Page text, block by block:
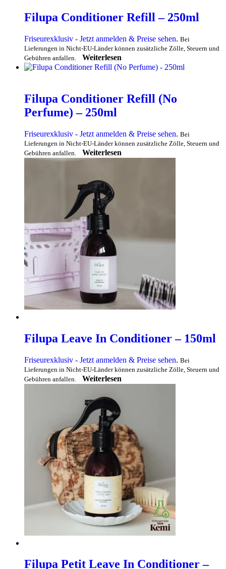
Filupa Conditioner Refill – 250ml
Friseurexklusiv - Jetzt anmelden & Preise sehen. Bei
Lieferungen in Nicht-EU-Länder können zusätzliche Zölle, Steuern und
Gebühren anfallen.
Weiterlesen
Filupa Conditioner Refill (No
Perfume) – 250ml
Friseurexklusiv - Jetzt anmelden & Preise sehen. Bei
Lieferungen in Nicht-EU-Länder können zusätzliche Zölle, Steuern und
Gebühren anfallen.
Weiterlesen
Filupa Leave In Conditioner – 150ml
Friseurexklusiv - Jetzt anmelden & Preise sehen. Bei
Lieferungen in Nicht-EU-Länder können zusätzliche Zölle, Steuern und
Gebühren anfallen.
Weiterlesen
Filupa Petit Leave In Conditioner –